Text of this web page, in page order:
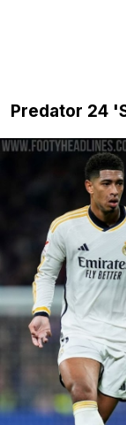
Predator 24